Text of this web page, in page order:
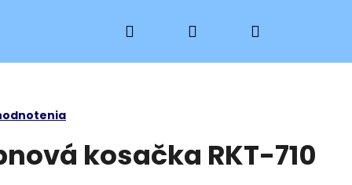
Hľadať PrihlásenieNákupný
kosačka RKT-710